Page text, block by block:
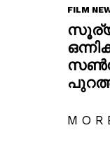
FILM